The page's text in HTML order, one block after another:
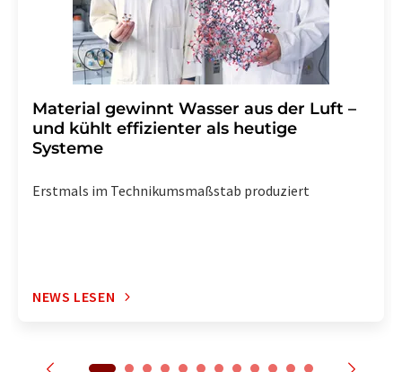
Material gewinnt Wasser aus der Luft –
und kühlt effizienter als heutige
Systeme
Erstmals im Technikumsmaßstab produziert
NEWS LESEN